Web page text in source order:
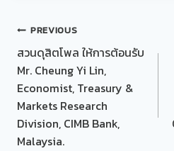
Post
navigation
PREVIOUS
สวนดุสิตโพล ให้การต้อนรับ
Mr. Cheung Yi Lin,
Economist, Treasury &
Markets Research
Division, CIMB Bank,
Malaysia.